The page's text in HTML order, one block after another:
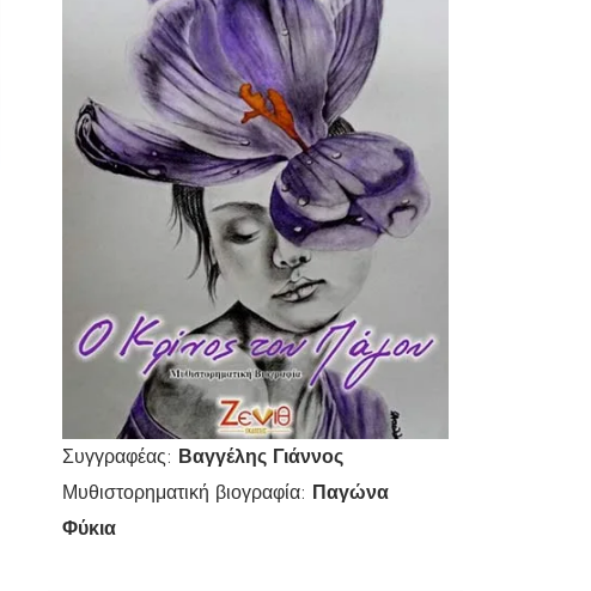
Συγγραφέας: Βαγγέλης Γιάννος
Μυθιστορηματική βιογραφία: Παγώνα
Φύκια